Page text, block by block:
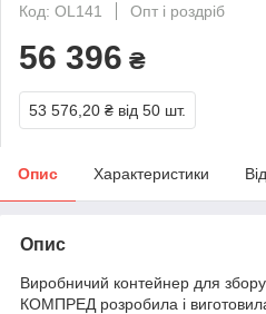
Код: OL141
Опт і роздріб
56 396 ₴
53 576,20 ₴ від 50 шт.
Опис Характеристики
Опис
Виробничий контейнер для
КОМПРЕД розробила і